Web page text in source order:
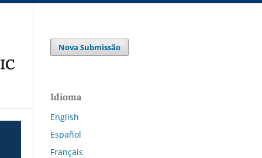
Nova Submissão
Idioma
English
Español
Français